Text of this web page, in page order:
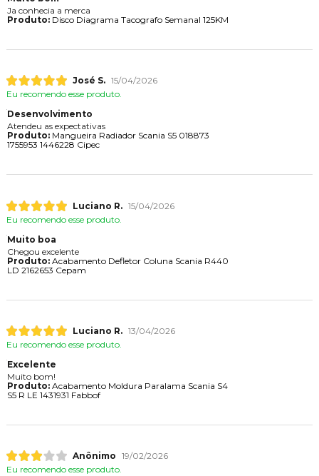
Ja conhecia a merca
Produto:Disco Diagrama Tacografo Semanal 125KM
José S. 15/04/2026
Eu recomendo esse produto.
Desenvolvimento
Atendeu as expectativas
Produto:Mangueira Radiador Scania S5 018873
1755953 1446228 Cipec
Luciano R. 15/04/2026
Eu recomendo esse produto.
Muito boa
Chegou excelente
Produto:Acabamento Defletor Coluna Scania R440
LD 2162653 Cepam
Luciano R. 13/04/2026
Eu recomendo esse produto.
Excelente
Muito bom!
Produto:Acabamento Moldura Paralama Scania S4
S5 R LE 1431931 Fabbof
Anônimo 19/02/2026
Eu recomendo esse produto.